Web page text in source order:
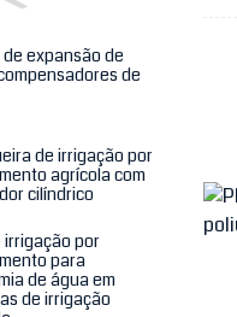
expansão de
de
de irrigação por
agrícola com
cilíndrico
irrigação por
para
de água em
de irrigação